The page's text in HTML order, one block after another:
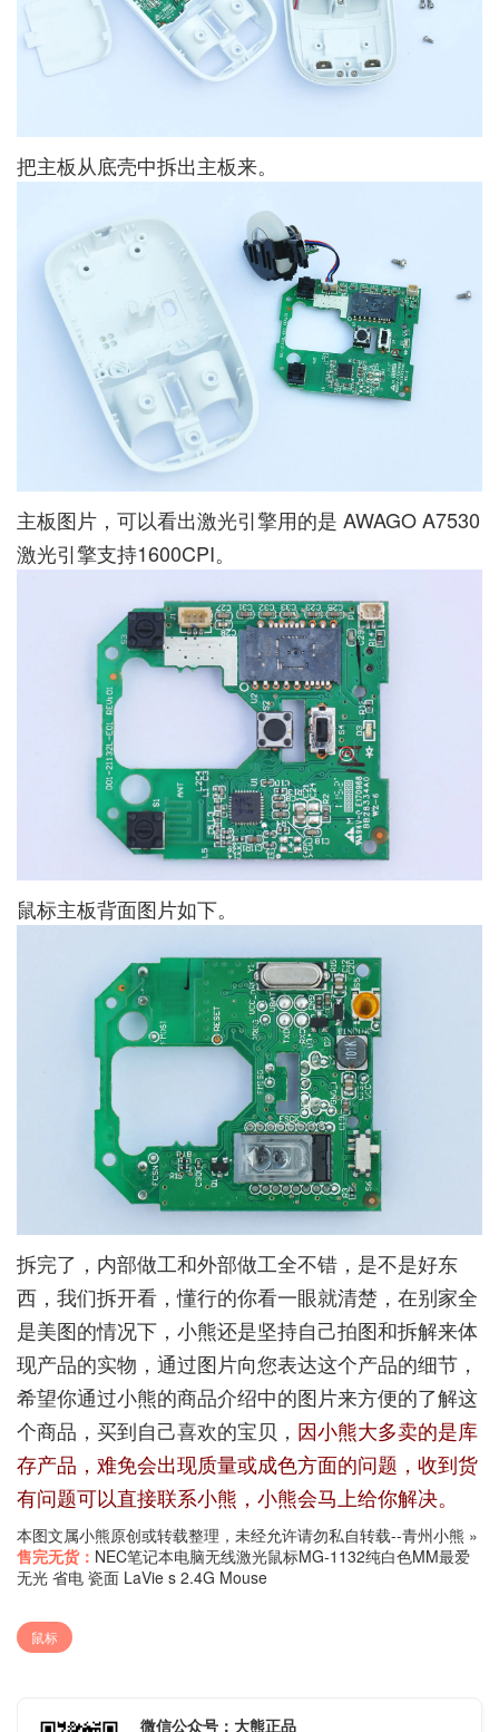
把主板从底壳中拆出主板来。
主板图片，可以看出激光引擎用的是 AWAGO A7530
激光引擎支持1600CPI。
鼠标主板背面图片如下。
拆完了，内部做工和外部做工全不错，是不是好东
西，我们拆开看，懂行的你看一眼就清楚，在别家全
是美图的情况下，小熊还是坚持自己拍图和拆解来体
现产品的实物，通过图片向您表达这个产品的细节，
希望你通过小熊的商品介绍中的图片来方便的了解这
个商品，买到自己喜欢的宝贝， 因小熊大多卖的是库
存产品，难免会出现质量或成色方面的问题，收到货
有问题可以直接联系小熊，小熊会马上给你解决。
本图文属小熊原创或转载整理，未经允许请勿私自转载--青州小熊 »
售完无货： NEC笔记本电脑无线激光鼠标MG-1132纯白色MM最爱
无光 省电 瓷面 LaVie s 2.4G Mouse
鼠标
微信公众号：大熊正品